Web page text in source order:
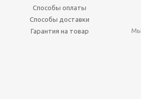
Способы оплаты
Способы доставки
Гарантия на товар
Мы